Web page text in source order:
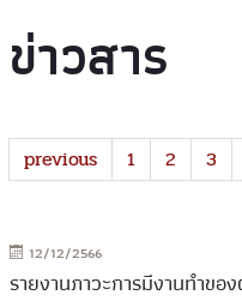
ข่าวสาร
previous 1 2 3
12/12/2566
รายงานภาวะการมีงานทำข